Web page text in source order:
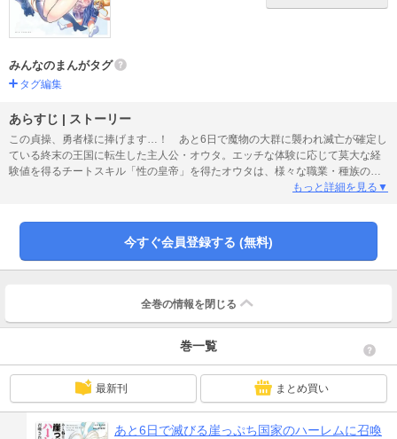
みんなのまんがタグ
タグ編集
あらすじ | ストーリー
この貞操、勇者様に捧げます…！ あと6日で魔物の大群に襲われ滅亡が確定し
ている終末の王国に転生した主人公・オウタ。エッチな体験に応じて莫大な経
験値を得るチートスキル「性の皇帝」を得たオウタは、様々な職業・種族のヒ
ロインたちとエッチしまくり、何とか滅亡を回避しようとするのだが… 残り6
で無双する、酒池肉林の異世界ハーレム冒険譚開幕！
もっと詳細を見る▼
今すぐ会員登録する (無料)
全巻の情報を 閉じる
巻一覧
最新刊 まとめ買い
あと6日で滅びる崖っぷち国家のハーレムに召喚